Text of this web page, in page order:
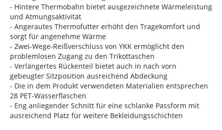
- Hintere Thermobahn bietet ausgezeichnete Wärmeleistung
und Atmungsaktivität
- Angerautes Thermofutter erhöht den Tragekomfort und
sorgt für angenehme Wärme
- Zwei-Wege-Reißverschluss von YKK ermöglicht den
problemlosen Zugang zu den Trikottaschen
- Verlängertes Rückenteil bietet auch in nach vorn
gebeugter Sitzposition ausreichend Abdeckung
- Die in dem Produkt verwendeten Materialien entsprechen
28 PET-Wasserflaschen
- Eng anliegender Schnitt für eine schlanke Passform mit
ausreichend Platz für weitere Bekleidungsschichten